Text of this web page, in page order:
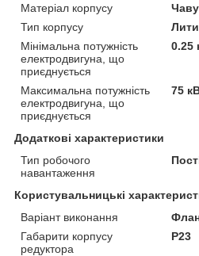
Матеріал корпусу
Тип корпусу
Мінімальна потужність
електродвигуна, що
приєднується
0.25
Максимальна потужність
електродвигуна, що
приєднується
75
Додаткові характеристики
Тип робочого
навантаження
Користувальницькі
Варіант виконання
Габарити корпусу
редуктора
P23